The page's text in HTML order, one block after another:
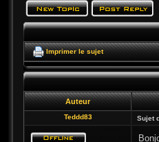
Imprimer le sujet
Auteur
Teddd83 Sujet